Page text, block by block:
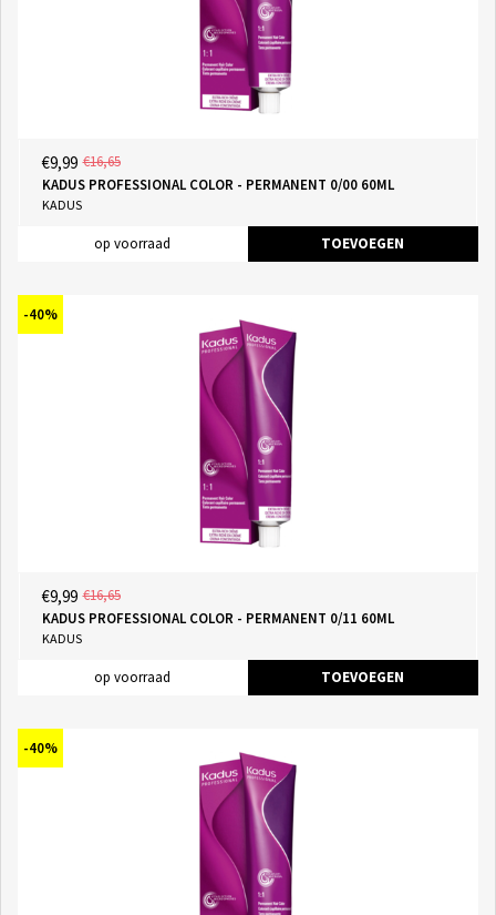
€9,99 €16,65
KADUS PROFESSIONAL COLOR - PERMANENT 0/00 60ML
KADUS
op voorraad TOEVOEGEN
-40%
€9,99 €16,65
KADUS PROFESSIONAL COLOR - PERMANENT 0/11 60ML
KADUS
op voorraad TOEVOEGEN
-40%